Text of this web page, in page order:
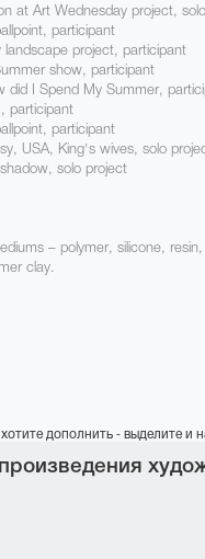
at Art Wednesday project,
participant
landscape project, participant
show, participant
did I Spend My Summer,
participant
participant
USA, King's wives, solo
solo project
– polymer, silicone,
clay.
дополнить - выделите и